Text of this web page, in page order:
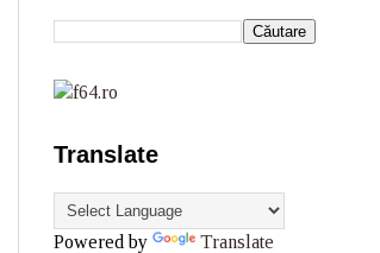
Translate
Powered by Translate